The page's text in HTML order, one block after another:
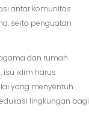
antar komunitas
serta penguatan
dan rumah
iklim harus
yang menyentuh
lingkungan bagi